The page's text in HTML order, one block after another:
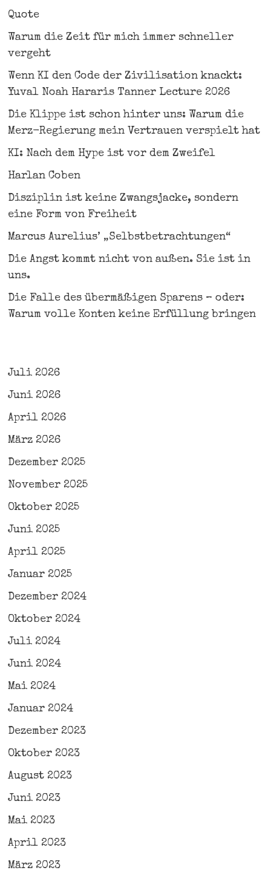
Quote
Warum die Zeit für mich immer schneller
vergeht
Wenn KI den Code der Zivilisation knackt:
Yuval Noah Hararis Tanner Lecture 2026
Die Klippe ist schon hinter uns: Warum die
Merz-Regierung mein Vertrauen verspielt hat
KI: Nach dem Hype ist vor dem Zweifel
Harlan Coben
Disziplin ist keine Zwangsjacke, sondern
eine Form von Freiheit
Marcus Aurelius’ „Selbstbetrachtungen“
Die Angst kommt nicht von außen. Sie ist in
uns.
Die Falle des übermäßigen Sparens – oder:
Warum volle Konten keine Erfüllung bringen
Juli 2026
Juni 2026
April 2026
März 2026
Dezember 2025
November 2025
Oktober 2025
Juni 2025
April 2025
Januar 2025
Dezember 2024
Oktober 2024
Juli 2024
Juni 2024
Mai 2024
Januar 2024
Dezember 2023
Oktober 2023
August 2023
Juni 2023
Mai 2023
April 2023
März 2023